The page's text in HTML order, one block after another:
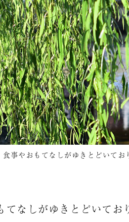
食事やおもてなしがゆきとどいてお
てなしがゆきとどいてお